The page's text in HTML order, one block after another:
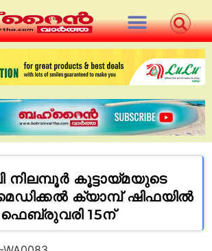
നിലമ്പൂർ കൂട്ടായ്മയുടെ
ക്യാമ്പ് ഷിഫയിൽ
ഫെബ്രുവരി 15ന്